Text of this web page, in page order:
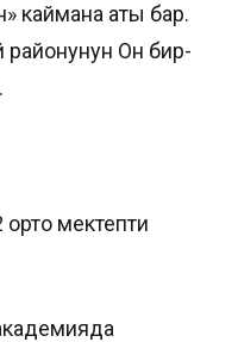
каймана аты бар.
Он бир-
мектепти